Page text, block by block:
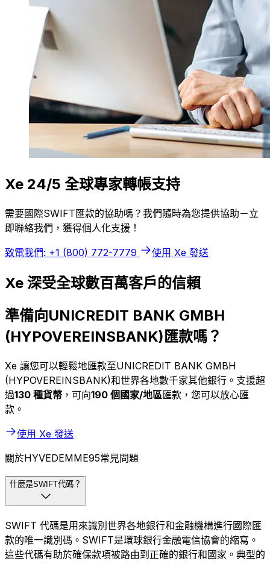
Xe 24/5 全球專家轉帳支持
需要國際SWIFT匯款的協助嗎？我們隨時為您提供協助－立
即聯絡我們，獲得個人化支援！
致電我們: +1 (800) 772-7779 使用 Xe 發送
Xe 深受全球數百萬客戶的信賴
準備向UNICREDIT BANK GMBH
(HYPOVEREINSBANK)匯款嗎？
Xe 讓您可以輕鬆地匯款至UNICREDIT BANK GMBH
(HYPOVEREINSBANK)和世界各地數千家其他銀行。支援超
過130 種貨幣 ，可向190 個國家/地區匯款，您可以放心匯
款。
使用 Xe 發送
關於HYVEDEMME95常見問題
什麼是SWIFT代碼？
SWIFT 代碼是用來識別世界各地銀行和金融機構進行國際匯
款的唯一識別碼。SWIFT是環球銀行金融電信協會的縮寫。
這些代碼有助於確保款項被路由到正確的銀行和國家。典型的